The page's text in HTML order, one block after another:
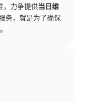
，力争提供当日维
务，就是为了确保